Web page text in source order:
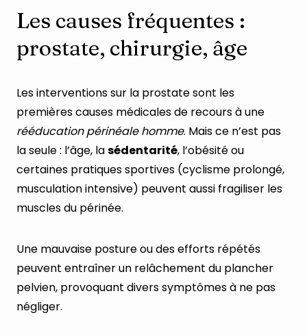
Les causes fréquentes :
prostate, chirurgie, âge
Les interventions sur la prostate sont les
premières causes médicales de recours à une
rééducation périnéale homme. Mais ce n’est pas
la seule : l’âge, lasédentarité, l’obésité ou
certaines pratiques sportives (cyclisme prolongé,
musculation intensive) peuvent aussi fragiliser les
muscles du périnée.
Une mauvaise posture ou des efforts répétés
peuvent entraîner un relâchement du plancher
pelvien, provoquant divers symptômes à ne pas
négliger.